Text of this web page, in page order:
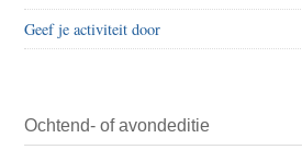
Geef je activiteit door
Ochtend- of avondeditie